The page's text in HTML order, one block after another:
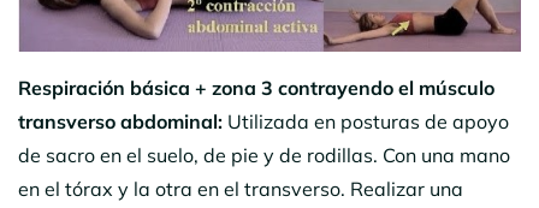
Respiración básica + zona 3 contrayendo el músculo
transverso abdominal: Utilizada en posturas de apoyo
de sacro en el suelo, de pie y de rodillas. Con una mano
en el tórax y la otra en el transverso. Realizar una